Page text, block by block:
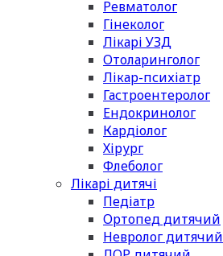
Ревматолог
Гінеколог
Лікарі УЗД
Отоларинголог
Лікар-психіатр
Гастроентеролог
Ендокринолог
Кардіолог
Хірург
Флеболог
Лікарі дитячі
Педіатр
Ортопед дитячий
Невролог дитячий